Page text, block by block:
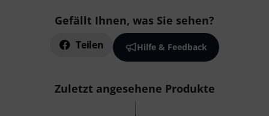
Gefällt Ihnen, was Sie sehen?
Teilen Hilfe & Feedback
Zuletzt angesehene Produkte